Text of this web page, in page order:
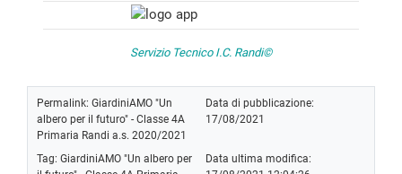
Servizio Tecnico I.C. Randi©
Permalink: GiardiniAMO "Un
albero per il futuro" - Classe 4A
Primaria Randi a.s. 2020/2021
Data di pubblicazione:
17/08/2021
Tag: GiardiniAMO "Un albero per
Data ultima modifica: